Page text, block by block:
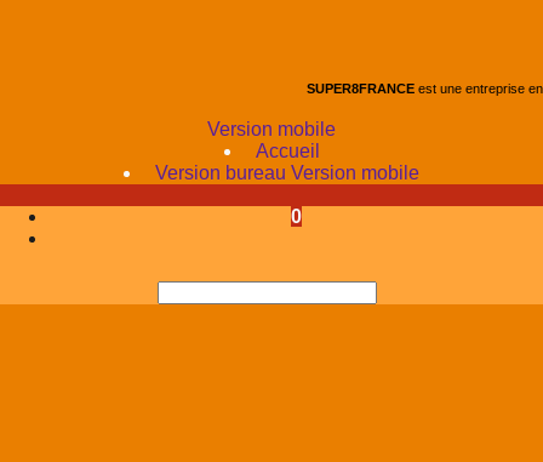
SUPER8FRANCE est une entreprise
Version mobile
Accueil
Version bureau Version mobile
0